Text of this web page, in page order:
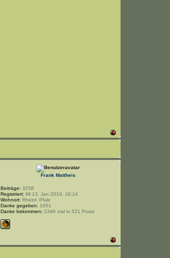
Frank Mattheis
Beiträge: 3258
Registriert: Mi 13. Jan 2010, 16:14
Wohnort: Rheinl. Pfalz
Danke gegeben: 1651
Danke bekommen: 2346 mal in 521 Posts